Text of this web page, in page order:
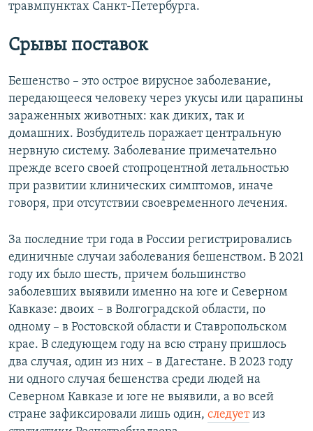
травмпунктах Санкт-Петербурга.
Срывы поставок
Бешенство – это острое вирусное заболевание,
передающееся человеку через укусы или царапины
зараженных животных: как диких, так и
домашних. Возбудитель поражает центральную
нервную систему. Заболевание примечательно
прежде всего своей стопроцентной летальностью
при развитии клинических симптомов, иначе
говоря, при отсутствии своевременного лечения.
За последние три года в России регистрировались
единичные случаи заболевания бешенством. В 2021
году их было шесть, причем большинство
заболевших выявили именно на юге и Северном
Кавказе: двоих – в Волгоградской области, по
одному – в Ростовской области и Ставропольском
крае. В следующем году на всю страну пришлось
два случая, один из них – в Дагестане. В 2023 году
ни одного случая бешенства среди людей на
Северном Кавказе и юге не выявили, а во всей
стране зафиксировали лишь один, следуетиз